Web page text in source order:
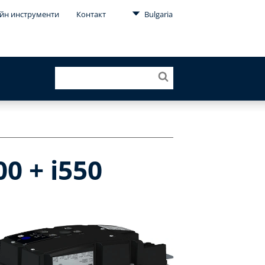
инструменти Контакт Bulgaria
+ i550